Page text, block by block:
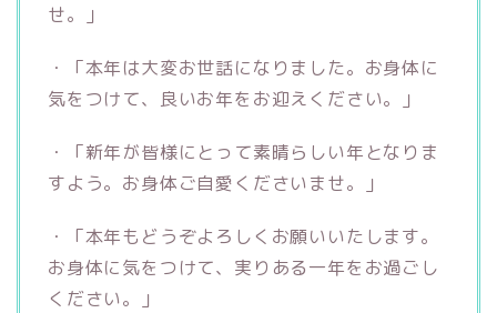
せ。」
・「本年は大変お世話になりました。お身体に
気をつけて、良いお年をお迎えください。」
・「新年が皆様にとって素晴らしい年となりま
すよう。お身体ご自愛くださいませ。」
・「本年もどうぞよろしくお願いいたします。
お身体に気をつけて、実りある一年をお過ごし
ください。」